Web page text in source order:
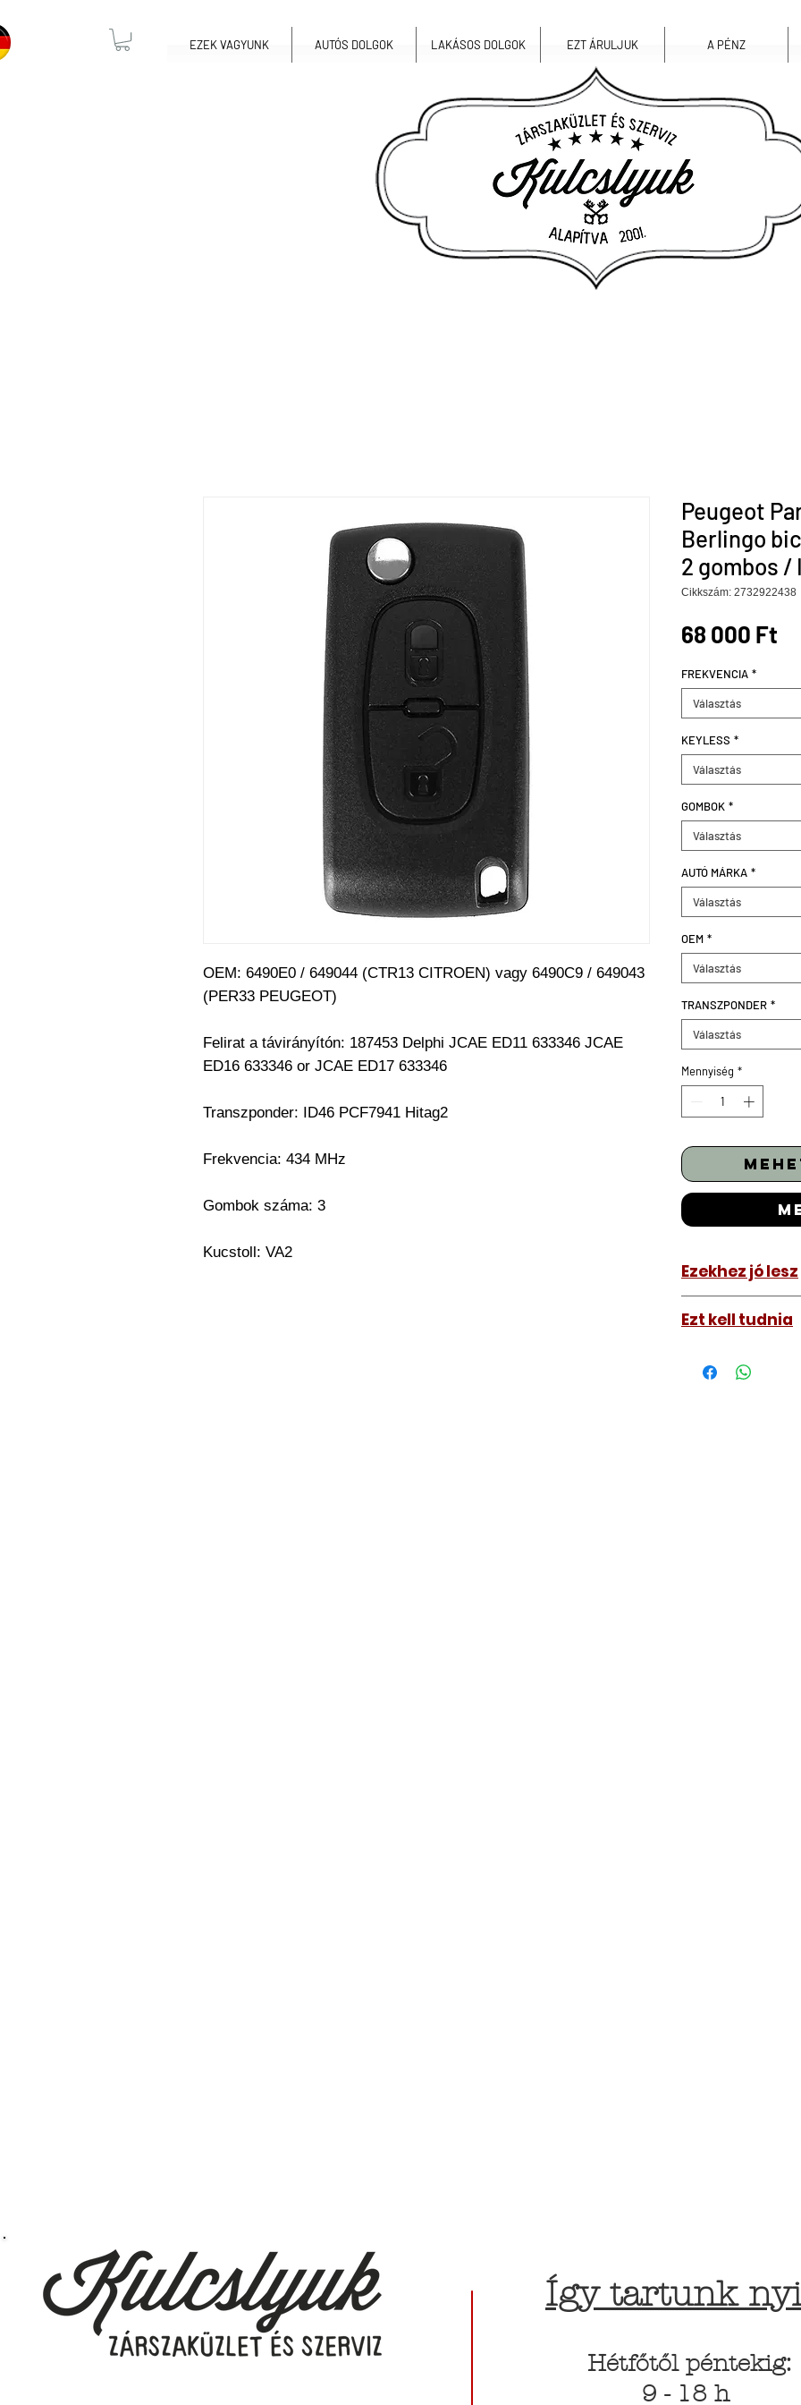
EZEK VAGYUNK AUTÓS DOLGOK LAKÁSOS DOLGOK EZT ÁRULJUK A PÉNZ
OEM: 6490E0 / 649044 (CTR13 CITROEN) vagy 6490C9 / 649043
(PER33 PEUGEOT)
Felirat a távirányítón: 187453 Delphi JCAE ED11 633346 JCAE
ED16 633346 or JCAE ED17 633346
Transzponder: ID46 PCF7941 Hitag2
Frekvencia: 434 MHz
Gombok száma: 3
Kucstoll: VA2
Peugeot
Berlingo
2 gombos /
Cikkszám: 2732922438
68 000 Ft
FREKVENCIA *
Választás
KEYLESS *
Választás
GOMBOK *
Választás
AUTÓ MÁRKA *
Választás
OEM *
Választás
TRANSZPONDER *
Választás
Mennyiség *
Ezekhez jó lesz
Citroen
Ezt kell tudnia
távirányítós
Így tartunk
Hétfőtől péntekig:
9 - 18 h